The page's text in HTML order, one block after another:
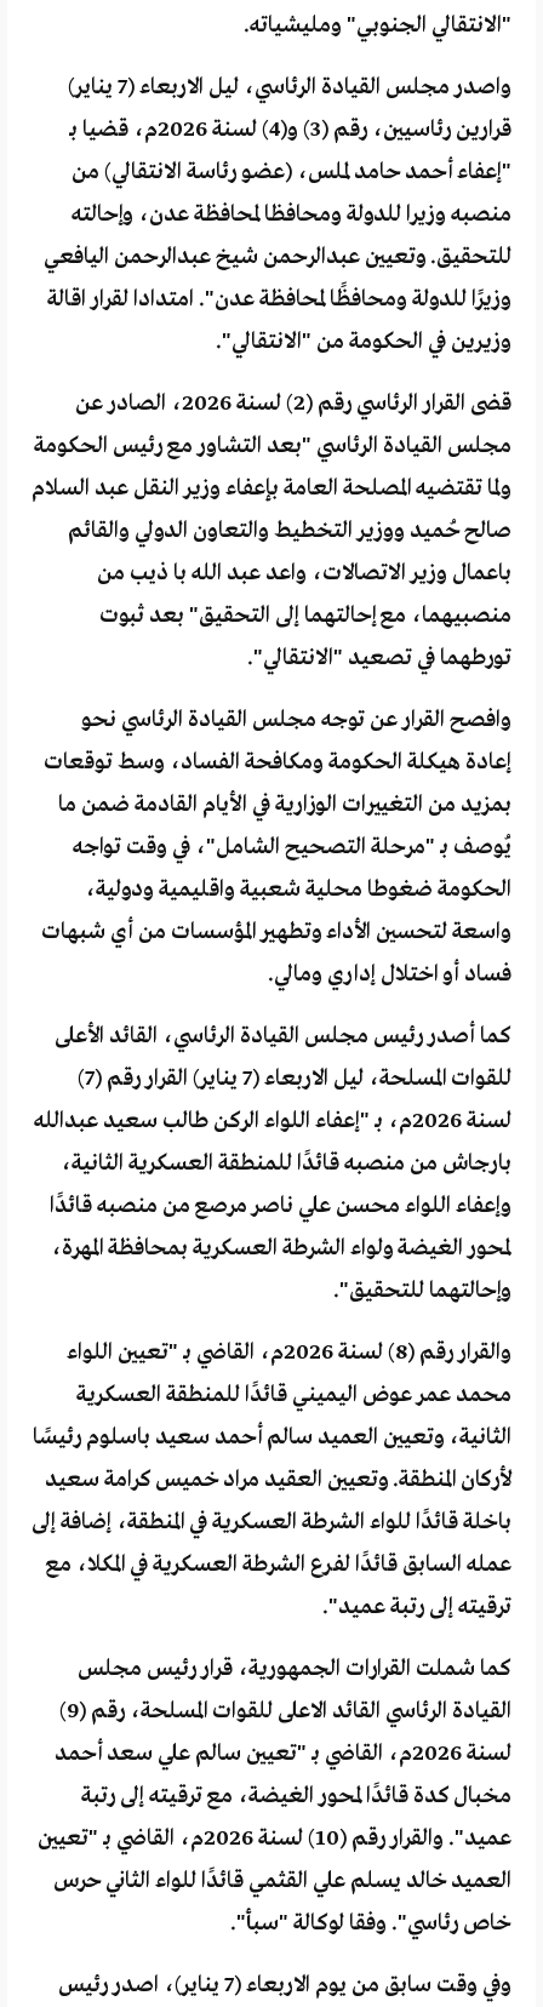
"الانتقالي الجنوبي" ومليشياته.
واصدر مجلس القيادة الرئاسي، ليل الاربعاء (7 يناير)
قرارين رئاسيين، رقم (3) و(4) لسنة 2026م، قضيا بـ
"إعفاء أحمد حامد لملس، (عضو رئاسة الانتقالي) من
منصبه وزيرا للدولة ومحافظا لمحافظة عدن، وإحالته
للتحقيق. وتعيين عبدالرحمن شيخ عبدالرحمن اليافعي
وزيرًا للدولة ومحافظًا لمحافظة عدن". امتدادا لقرار اقالة
وزيرين في الحكومة من "الانتقالي".
قضى القرار الرئاسي رقم (2) لسنة 2026، الصادر عن
مجلس القيادة الرئاسي "بعد التشاور مع رئيس الحكومة
ولما تقتضيه المصلحة العامة بإعفاء وزير النقل عبد السلام
صالح حُميد ووزير التخطيط والتعاون الدولي والقائم
باعمال وزير الاتصالات، واعد عبد الله با ذيب من
منصبيهما، مع إحالتهما إلى التحقيق" بعد ثبوت
تورطهما في تصعيد "الانتقالي".
وافصح القرار عن توجه مجلس القيادة الرئاسي نحو
إعادة هيكلة الحكومة ومكافحة الفساد، وسط توقعات
بمزيد من التغييرات الوزارية في الأيام القادمة ضمن ما
يُوصف بـ "مرحلة التصحيح الشامل"، في وقت تواجه
الحكومة ضغوطا محلية شعبية واقليمية ودولية،
واسعة لتحسين الأداء وتطهير المؤسسات من أي شبهات
فساد أو اختلال إداري ومالي.
كما أصدر رئيس مجلس القيادة الرئاسي، القائد الأعلى
للقوات المسلحة، ليل الاربعاء (7 يناير) القرار رقم (7)
لسنة 2026م، بـ "إعفاء اللواء الركن طالب سعيد عبدالله
بارجاش من منصبه قائدًا للمنطقة العسكرية الثانية،
وإعفاء اللواء محسن علي ناصر مرصع من منصبه قائدًا
لمحور الغيضة ولواء الشرطة العسكرية بمحافظة المهرة،
وإحالتهما للتحقيق".
والقرار رقم (8) لسنة 2026م، القاضي بـ "تعيين اللواء
محمد عمر عوض اليميني قائدًا للمنطقة العسكرية
الثانية، وتعيين العميد سالم أحمد سعيد باسلوم رئيسًا
لأركان المنطقة. وتعيين العقيد مراد خميس كرامة سعيد
باخلة قائدًا للواء الشرطة العسكرية في المنطقة، إضافة إلى
عمله السابق قائدًا لفرع الشرطة العسكرية في المكلا، مع
ترقيته إلى رتبة عميد".
كما شملت القرارات الجمهورية، قرار رئيس مجلس
القيادة الرئاسي القائد الاعلى للقوات المسلحة، رقم (9)
لسنة 2026م، القاضي بـ "تعيين سالم علي سعد أحمد
مخبال كدة قائدًا لمحور الغيضة، مع ترقيته إلى رتبة
عميد". والقرار رقم (10) لسنة 2026م، القاضي بـ "تعيين
العميد خالد يسلم علي القثمي قائدًا للواء الثاني حرس
خاص رئاسي". وفقا لوكالة "سبأ".
وفي وقت سابق من يوم الاربعاء (7 يناير)، اصدر رئيس